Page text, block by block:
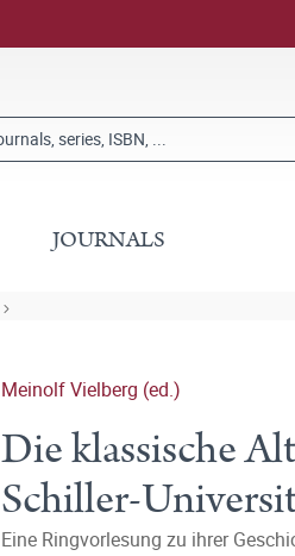
JOURNALS
Meinolf Vielberg (ed.)
Die klassische
Schiller-
Eine Ringvorlesung zu ihrer